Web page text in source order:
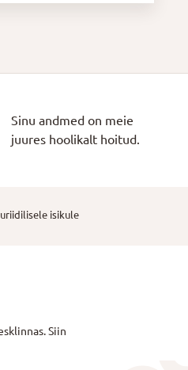
Sinu andmed on meie
juures hoolikalt hoitud.
isikule
Siin